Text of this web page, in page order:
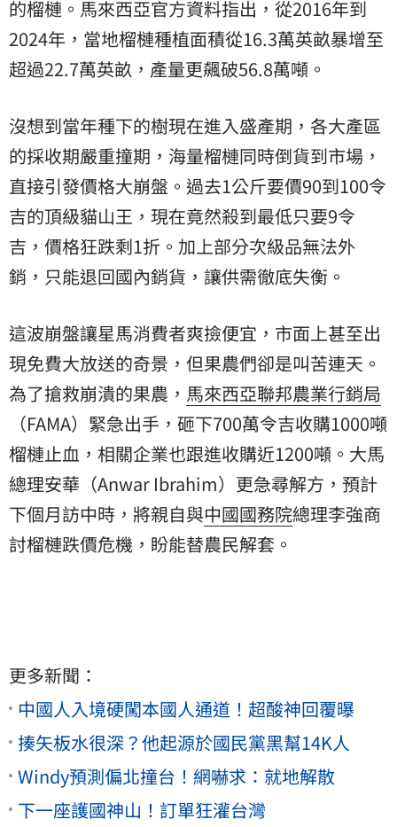
的榴槤。馬來西亞官方資料指出，從2016年到
2024年，當地榴槤種植面積從16.3萬英畝暴增至
超過22.7萬英畝，產量更飆破56.8萬噸。
沒想到當年種下的樹現在進入盛產期，各大產區
的採收期嚴重撞期，海量榴槤同時倒貨到市場，
直接引發價格大崩盤。過去1公斤要價90到100令
吉的頂級貓山王，現在竟然殺到最低只要9令
吉，價格狂跌剩1折。加上部分次級品無法外
銷，只能退回國內銷貨，讓供需徹底失衡。
這波崩盤讓星馬消費者爽撿便宜，市面上甚至出
現免費大放送的奇景，但果農們卻是叫苦連天。
為了搶救崩潰的果農， 馬來西亞聯邦農業行銷局
（FAMA）緊急出手，砸下700萬令吉收購1000噸
榴槤止血，相關企業也跟進收購近1200噸。大馬
總理安華（Anwar Ibrahim）更急尋解方，預計
下個月訪中時，將親自與中國國務院總理李強商
討榴槤跌價危機，盼能替農民解套。
更多新聞：
中國人入境硬闖本國人通道！超酸神回覆曝
揍矢板水很深？他起源於國民黨黑幫14K人
Windy預測偏北撞台！網嚇求：就地解散
下一座護國神山！訂單狂灌台灣